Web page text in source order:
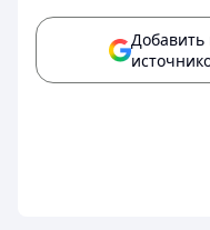
Добавить